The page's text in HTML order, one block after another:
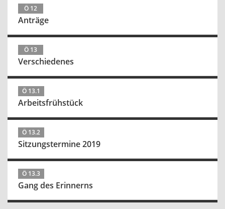
Ö 12
Anträge
Ö 13
Verschiedenes
Ö 13.1
Arbeitsfrühstück
Ö 13.2
Sitzungstermine 2019
Ö 13.3
Gang des Erinnerns